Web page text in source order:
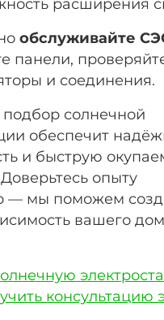
обслуживайте
панели,
и соединения.
солнечной
обеспечит
и быструю
опыту
— мы поможем
вашего
консультацию